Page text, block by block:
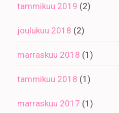
tammikuu 2019 (2)
joulukuu 2018 (2)
marraskuu 2018 (1)
tammikuu 2018 (1)
marraskuu 2017 (1)